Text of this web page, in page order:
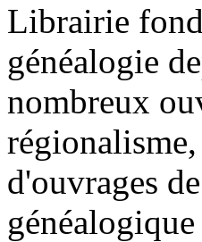
Librairie
généalogie
nombreux
d'ouvrages